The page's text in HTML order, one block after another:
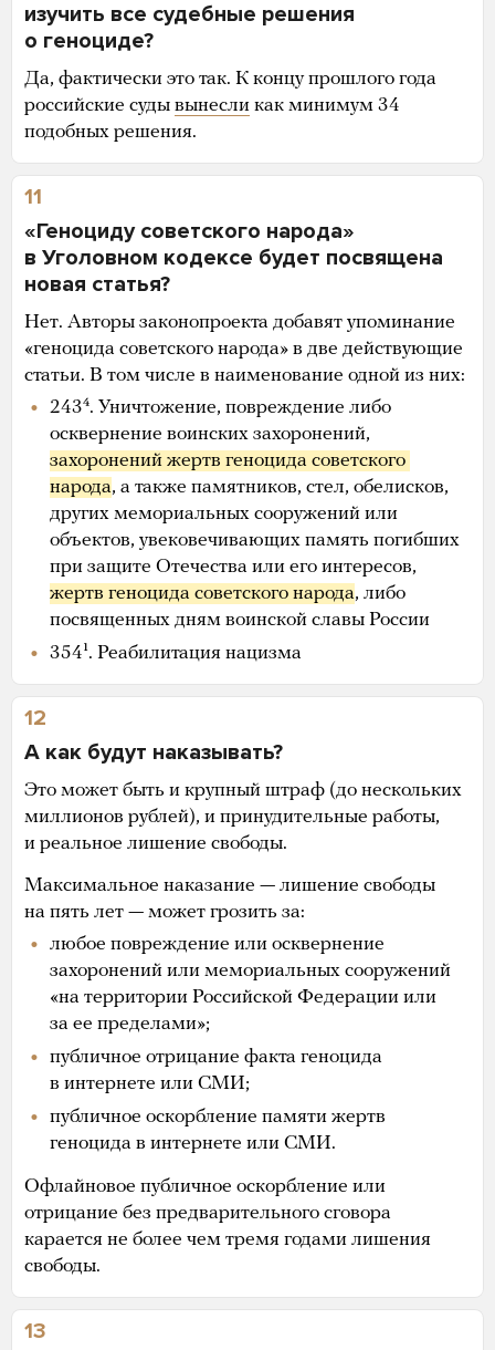
изучить все судебные решения
о геноциде?
Да, фактически это так. К концу прошлого года
российские суды вынесли как минимум 34
подобных решения.
11
«Геноциду советского народа»
в Уголовном кодексе будет посвящена
новая статья?
Нет. Авторы законопроекта добавят упоминание
«геноцида советского народа» в две действующие
статьи. В том числе в наименование одной из них:
243⁴. Уничтожение, повреждение либо
осквернение воинских захоронений,
захоронений жертв геноцида советского
народа, а также памятников, стел, обелисков,
других мемориальных сооружений или
объектов, увековечивающих память погибших
при защите Отечества или его интересов,
жертв геноцида советского народа, либо
посвященных дням воинской славы России
354¹. Реабилитация нацизма
12
А как будут наказывать?
Это может быть и крупный штраф (до нескольких
миллионов рублей), и принудительные работы,
и реальное лишение свободы.
Максимальное наказание — лишение свободы
на пять лет — может грозить за:
любое повреждение или осквернение
захоронений или мемориальных сооружений
«на территории Российской Федерации или
за ее пределами»;
публичное отрицание факта геноцида
в интернете или СМИ;
публичное оскорбление памяти жертв
геноцида в интернете или СМИ.
Офлайновое публичное оскорбление или
отрицание без предварительного сговора
карается не более чем тремя годами лишения
свободы.
13